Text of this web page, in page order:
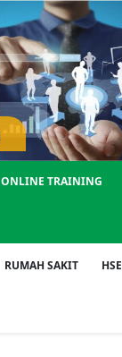
ONLINE TRAINING
RUMAH SAKIT HSE